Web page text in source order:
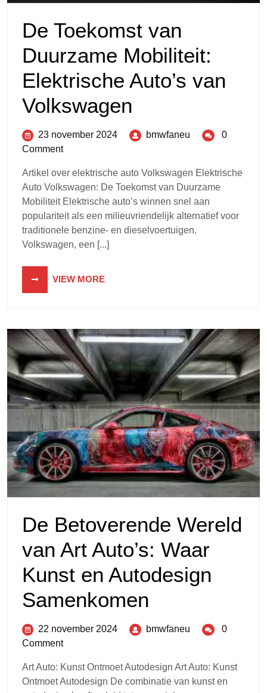
De Toekomst van
Duurzame Mobiliteit:
Elektrische Auto’s van
Volkswagen
23 november 2024 bmwfaneu
0
Comment
Artikel over elektrische auto Volkswagen Elektrische
Auto Volkswagen: De Toekomst van Duurzame
Mobiliteit Elektrische auto’s winnen snel aan
populariteit als een milieuvriendelijk alternatief voor
traditionele benzine- en dieselvoertuigen.
Volkswagen, een [...]
VIEW MORE
De Betoverende Wereld
van Art Auto’s: Waar
Kunst en Autodesign
Samenkomen
22 november 2024 bmwfaneu
0
Comment
Art Auto: Kunst Ontmoet Autodesign Art Auto: Kunst
Ontmoet Autodesign De combinatie van kunst en